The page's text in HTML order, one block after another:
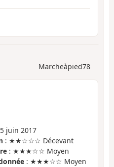
Marcheàpied78
juin 2017
: ★★☆☆☆ Décevant
: ★★★☆☆ Moyen
: ★★★☆☆ Moyen